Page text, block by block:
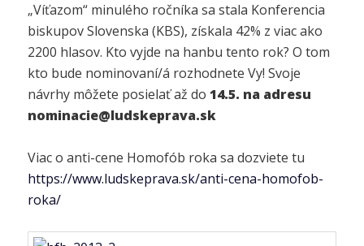
„Víťazom“ minulého ročníka sa stala Konferencia
biskupov Slovenska (KBS), získala 42% z viac ako
2200 hlasov. Kto vyjde na hanbu tento rok? O tom
kto bude nominovaní/á rozhodnete Vy! Svoje
návrhy môžete posielať až do14.5. na adresu
nominacie@ludskeprava.sk
Viac o anti-cene Homofób roka sa dozviete tu
https://www.ludskeprava.sk/anti-cena-homofob-
roka/